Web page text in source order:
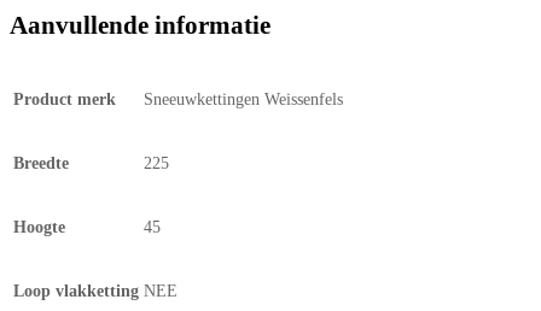
Aanvullende informatie
Product merk Sneeuwkettingen Weissenfels
Breedte 225
Hoogte 45
Loop vlakketting NEE